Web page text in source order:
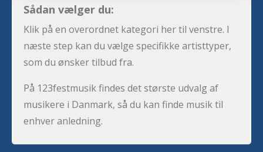
Sådan vælger du:
Klik på en overordnet kategori her til venstre. I
næste step kan du vælge specifikke artisttyper,
som du ønsker tilbud fra.
På 123festmusik findes det største udvalg af
musikere i Danmark, så du kan finde musik til
enhver anledning.